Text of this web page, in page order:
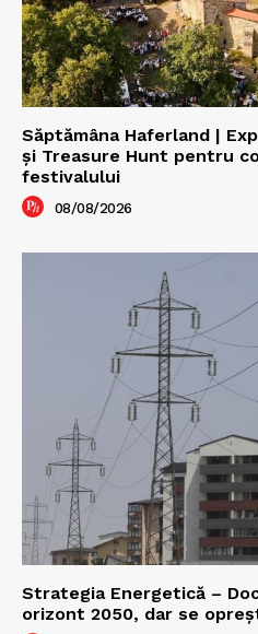
Săptămâna Haferland |
şi Treasure Hunt pentru
festivalului
08/08/2026
Strategia Energetică –
orizont 2050, dar se